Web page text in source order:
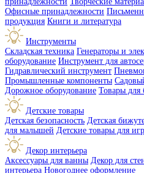
Офисные принадлежности
продукция Книги и литература
Инструменты
Складская техника Генераторы и
оборудование Инструмент для
Гидравлический инструмент
Промышленные компоненты
Дорожное оборудование Товары для
Детские товары
Детская безопасность Детская
для малышей Детские товары для
Декор интерьера
Аксессуары для ванны Декор для
интерьера Новогоднее оформление